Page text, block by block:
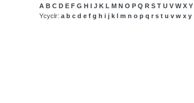
A B C D E F G H I J K L M N O P Q R S T U V W X Y
Ycyclr:a b c d e f g h i j k l m n o p q r s t u v w x y